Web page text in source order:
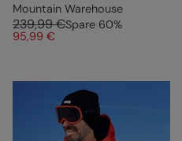
Mountain Warehouse
239,99 €Spare 60%
95,99 €